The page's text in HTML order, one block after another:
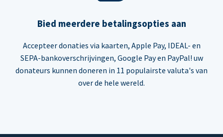
Bied meerdere betalingsopties aan
Accepteer donaties via kaarten, Apple Pay, IDEAL- en
SEPA-bankoverschrijvingen, Google Pay en PayPal! uw
donateurs kunnen doneren in 11 populairste valuta's van
over de hele wereld.